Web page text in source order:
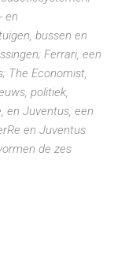
en
bussen en
Ferrari, een
The Economist,
politiek,
en Juventus, een
en Juventus
de zes